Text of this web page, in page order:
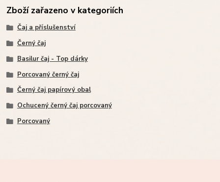
Zboží zařazeno v kategoriích
Čaj a příslušenství
Černý čaj
Basilur čaj - Top dárky
Porcovaný černý čaj
Černý čaj papírový obal
Ochucený černý čaj porcovaný
Porcovaný